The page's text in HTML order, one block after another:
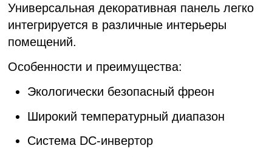
Универсальная декоративная панель легко
интегрируется в различные интерьеры
помещений.
Особенности и преимущества:
Экологически безопасный фреон
Широкий температурный диапазон
Система DC-инвертор